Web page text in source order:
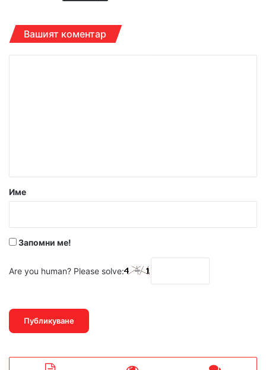
Вашият коментар
р
Име
Запомни ме!
Are you human? Please solve: